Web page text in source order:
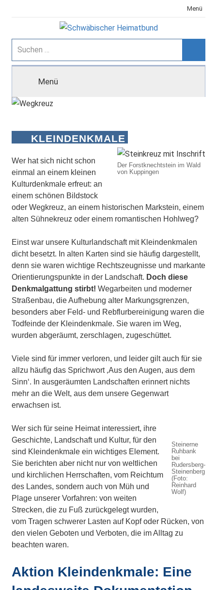
Inhalt
Menü
Schwäbischer
Heimatbund
Suchen
nach:
Menü
KLEINDENKMALE
Der Forstknechtstein im Wald
von Kuppingen
Wer hat sich nicht schon
einmal an einem kleinen
Kulturdenkmale erfreut: an
einem schönen Bildstock
oder Wegkreuz, an einem historischen Markstein, einem
alten Sühnekreuz oder einem romantischen Hohlweg?
Einst war unsere Kulturlandschaft mit Kleindenkmalen
dicht besetzt. In alten Karten sind sie häufig dargestellt,
denn sie waren wichtige Rechtszeugnisse und markante
Orientierungspunkte in der Landschaft. Doch diese
Denkmalgattung stirbt! Wegarbeiten und moderner
Straßenbau, die Aufhebung alter Markungsgrenzen,
besonders aber Feld- und Rebflurbereinigung waren die
Todfeinde der Kleindenkmale. Sie waren im Weg,
wurden abgeräumt, zerschlagen, zugeschüttet.
Viele sind für immer verloren, und leider gilt auch für sie
allzu häufig das Sprichwort ‚Aus den Augen, aus dem
Sinn‘. In ausgeräumten Landschaften erinnert nichts
mehr an die Welt, aus dem unsere Gegenwart
erwachsen ist.
Steinerne
Ruhbank
bei
Rudersberg-
Steinenberg
(Foto:
Reinhard
Wolf)
Wer sich für seine Heimat interessiert, ihre
Geschichte, Landschaft und Kultur, für den
sind Kleindenkmale ein wichtiges Element.
Sie berichten aber nicht nur von weltlichen
und kirchlichen Herrschaften, vom Reichtum
des Landes, sondern auch von Müh und
Plage unserer Vorfahren: von weiten
Strecken, die zu Fuß zurückgelegt wurden,
vom Tragen schwerer Lasten auf Kopf oder Rücken, von
den vielen Geboten und Verboten, die im Alltag zu
beachten waren.
Aktion Kleindenkmale: Eine